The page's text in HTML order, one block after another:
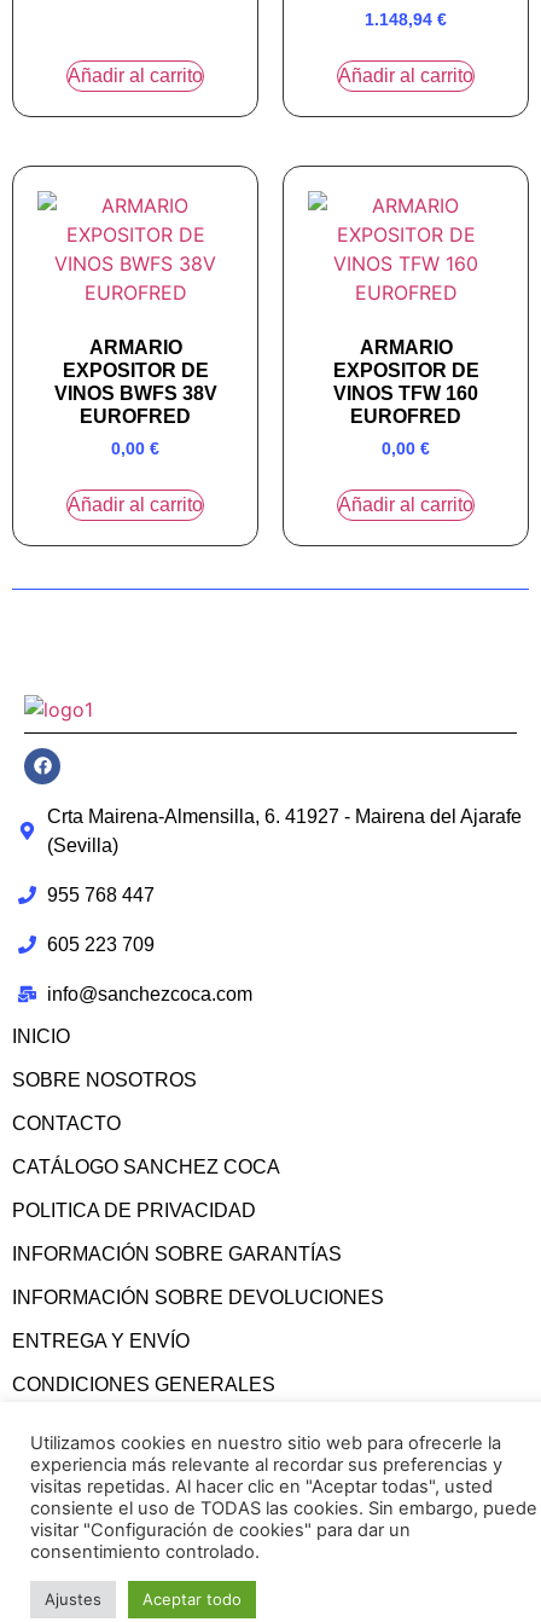
Añadir al carrito
1.148,94 €
Añadir al carrito
ARMARIO
EXPOSITOR DE
VINOS BWFS 38V
EUROFRED
0,00 €
Añadir al carrito
ARMARIO
EXPOSITOR DE
VINOS TFW 160
EUROFRED
0,00 €
Añadir al carrito
Crta Mairena-Almensilla, 6. 41927 - Mairena del Ajarafe
(Sevilla)
955 768 447
605 223 709
info@sanchezcoca.com
INICIO
SOBRE NOSOTROS
CONTACTO
CATÁLOGO SANCHEZ COCA
POLITICA DE PRIVACIDAD
INFORMACIÓN SOBRE GARANTÍAS
INFORMACIÓN SOBRE DEVOLUCIONES
ENTREGA Y ENVÍO
CONDICIONES GENERALES
Utilizamos cookies en nuestro sitio web para ofrecerle la
experiencia más relevante al recordar sus preferencias y
visitas repetidas. Al hacer clic en "Aceptar todas", usted
consiente el uso de TODAS las cookies. Sin embargo, puede
visitar "Configuración de cookies" para dar un
consentimiento controlado.
Ajustes Aceptar todo